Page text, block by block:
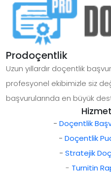
Prodoçentlik
Uzun yıllardır doçentlik
profesyonel ekibimizle siz
başvurularında en büyük
- Doçentlik
- Doçentlik
- Stratejik
- Turnitin